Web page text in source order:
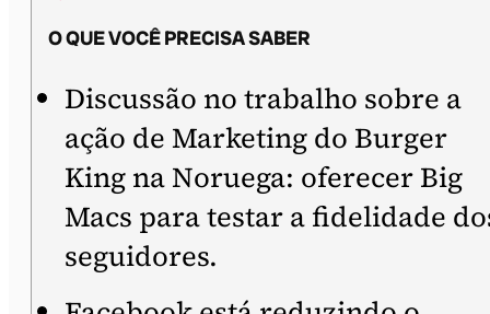
O QUE VOCÊ PRECISA SABER
Discussão no trabalho sobre a
ação de Marketing do Burger
King na Noruega: oferecer Big
Macs para testar a fidelidade
seguidores.